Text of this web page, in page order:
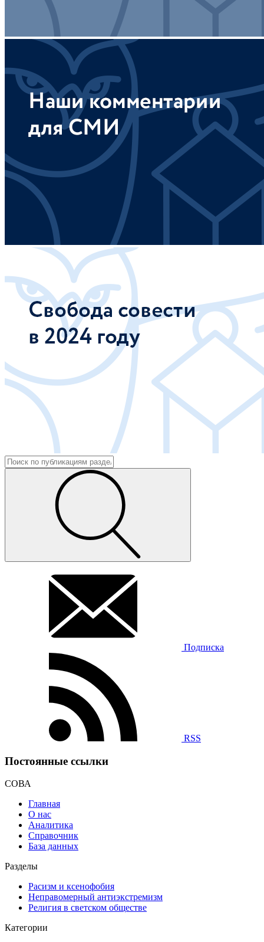
Подписка
RSS
Постоянные ссылки
СОВА
Главная
О нас
Аналитика
Справочник
База данных
Разделы
Расизм и ксенофобия
Неправомерный антиэкстремизм
Религия в светском обществе
Категории